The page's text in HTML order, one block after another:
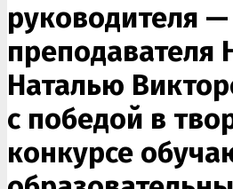
руководителя —
преподавателя
Наталью
с победой в
конкурсе